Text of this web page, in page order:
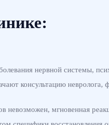
нервной системы,
консультацию невролога,
невозможен, мгновенная